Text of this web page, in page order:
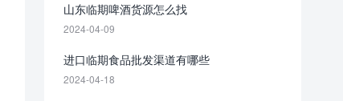
山东临期啤酒货源怎么找
2024-04-09
进口临期食品批发渠道有哪些
2024-04-18